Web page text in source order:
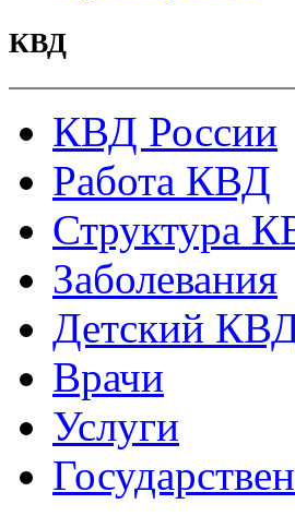
КВД
КВД России
Работа КВД
Структура
Заболевания
Детский
Врачи
Услуги